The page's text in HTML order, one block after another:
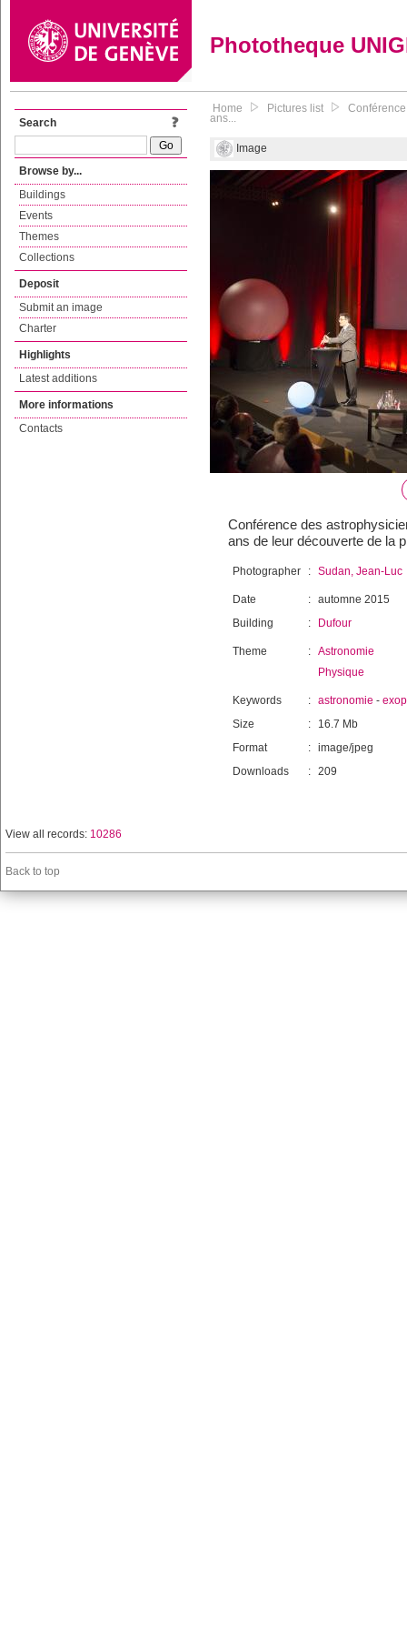
Phototheque
Search
Browse by...
Buildings
Events
Themes
Collections
Deposit
Submit an image
Charter
Highlights
Latest additions
More informations
Contacts
Home Pictures list
ans...
Image
Conférence des
ans de leur découverte de la
Photographer : Sudan, Jean-Luc
Date : automne 2015
Building
: Dufour
Theme : Astronomie
Physique
Keywords : astronomie -
Size
:
16.7 Mb
Format
: image/jpeg
Downloads
: 209
View all records: 10286
Back to top